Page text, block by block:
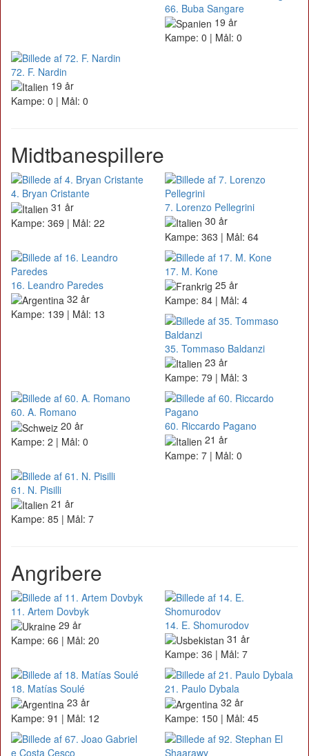
66. Buba Sangare
19 år
Kampe: 0 | Mål: 0
72. F. Nardin
19 år
Kampe: 0 | Mål: 0
Midtbanespillere
4. Bryan Cristante
31 år
Kampe: 369 | Mål: 22
7. Lorenzo Pellegrini
30 år
Kampe: 363 | Mål: 64
16. Leandro Paredes
32 år
Kampe: 139 | Mål: 13
17. M. Kone
25 år
Kampe: 84 | Mål: 4
35. Tommaso Baldanzi
23 år
Kampe: 79 | Mål: 3
60. A. Romano
20 år
Kampe: 2 | Mål: 0
60. Riccardo Pagano
21 år
Kampe: 7 | Mål: 0
61. N. Pisilli
21 år
Kampe: 85 | Mål: 7
Angribere
11. Artem Dovbyk
29 år
Kampe: 66 | Mål: 20
14. E. Shomurodov
31 år
Kampe: 36 | Mål: 7
18. Matías Soulé
23 år
Kampe: 91 | Mål: 12
21. Paulo Dybala
32 år
Kampe: 150 | Mål: 45